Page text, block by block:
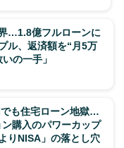
…1.8億フルローンに
ル、返済額を“月5万
の一手」
も住宅ローン地獄…
購入のパワーカップ
りNISA」の落とし穴